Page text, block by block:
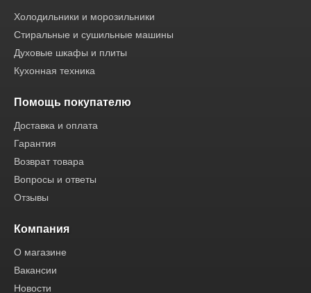
Холодильники и морозильники
Стиральные и сушильные машины
Духовые шкафы и плиты
Кухонная техника
Помощь покупателю
Доставка и оплата
Гарантия
Возврат товара
Вопросы и ответы
Отзывы
Компания
О магазине
Вакансии
Новости